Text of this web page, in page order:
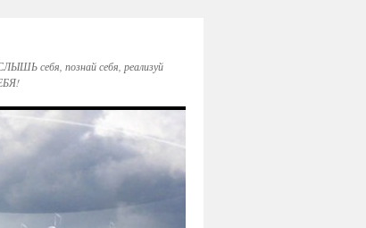
себя, познай себя, реализуй